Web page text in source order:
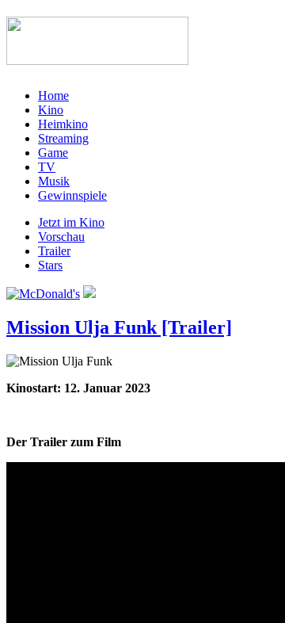
Home
Kino
Heimkino
Streaming
Game
TV
Musik
Gewinnspiele
Jetzt im Kino
Vorschau
Trailer
Stars
Mission Ulja Funk [Trailer]
Kinostart: 12. Januar 2023
Der Trailer zum Film